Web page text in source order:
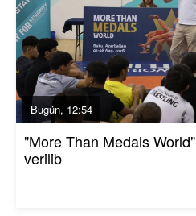
Bugün, 12:54
"More Than Medals
verilib